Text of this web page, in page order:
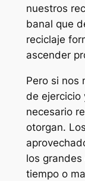
nuestros
banal que
reciclaje
ascender
Pero si nos
de ejercicio
necesario
otorgan.
los
tiempo o